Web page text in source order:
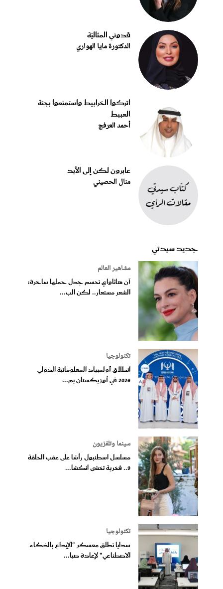
قدوتي المثاليّة
الدكتورة مايا الهواري
اتركوا الخرابيط واستمتعوا بجنة
العبيط
أحمد العرفج
عابرون لكن إلى الأبد
منال الحصيني
جديد سيدتي
مشاهير العالم
آن هاثاواي تحسم جدل حملها ساخرة:
الشعر مستعار.. لكن الب...
تكنولوجيا
انطلاق أولمبياد المعلوماتية الدولي
2026 في أوزبكستان بم...
سينما وتلفزيون
مسلسل اسطنبول رأسًا على عقب الحلقة
9.. فخرية تخشى انكشا...
تكنولوجيا
سدايا تطلق معسكر "الإبداع بالذكاء
الاصطناعي" لإعادة صيا...